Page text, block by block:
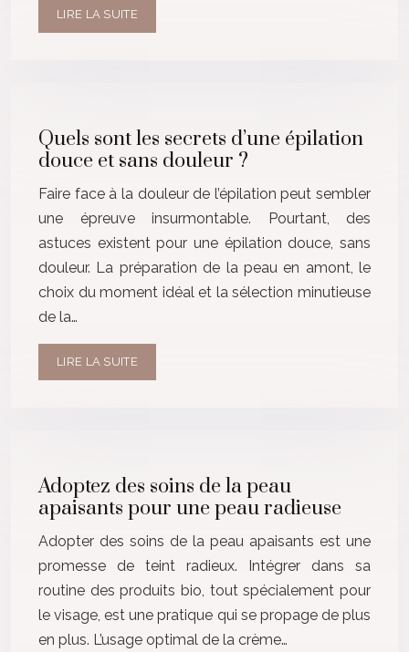
LIRE LA SUITE
Quels sont les secrets d’une épilation
douce et sans douleur ?
Faire face à la douleur de l’épilation peut sembler
une épreuve insurmontable. Pourtant, des
astuces existent pour une épilation douce, sans
douleur. La préparation de la peau en amont, le
choix du moment idéal et la sélection minutieuse
de la…
LIRE LA SUITE
Adoptez des soins de la peau
apaisants pour une peau radieuse
Adopter des soins de la peau apaisants est une
promesse de teint radieux. Intégrer dans sa
routine des produits bio, tout spécialement pour
le visage, est une pratique qui se propage de plus
en plus. L’usage optimal de la crème…